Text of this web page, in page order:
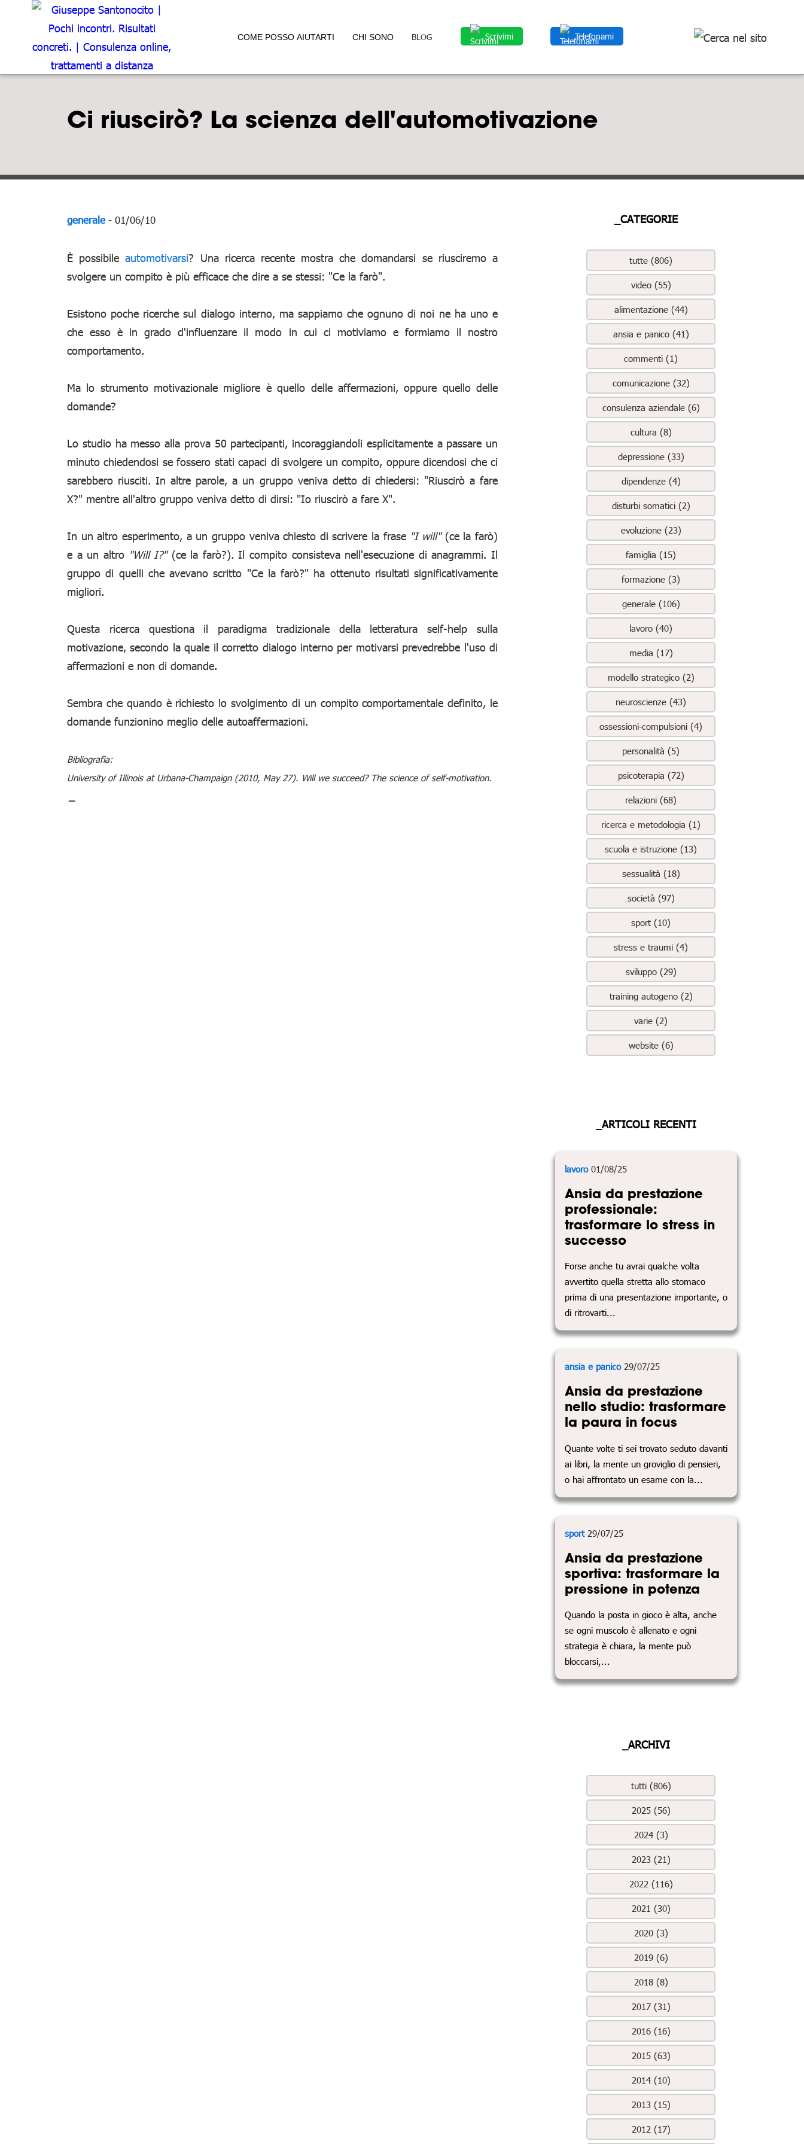
COME POSSO AIUTARTI CHI SONO BLOG Scrivimi Telefonami
Ci riuscirò? La scienza dell'automotivazione
generale- 01/06/10
È possibileautomotivarsi? Una ricerca recente mostra che domandarsi se riusciremo a
svolgere un compito è più efficace che dire a se stessi: "Ce la farò".
Esistono poche ricerche sul dialogo interno, ma sappiamo che ognuno di noi ne ha uno e
che esso è in grado d'influenzare il modo in cui ci motiviamo e formiamo il nostro
comportamento.
Ma lo strumento motivazionale migliore è quello delle affermazioni, oppure quello delle
domande?
Lo studio ha messo alla prova 50 partecipanti, incoraggiandoli esplicitamente a passare un
minuto chiedendosi se fossero stati capaci di svolgere un compito, oppure dicendosi che ci
sarebbero riusciti. In altre parole, a un gruppo veniva detto di chiedersi: "Riuscirò a fare
X?" mentre all'altro gruppo veniva detto di dirsi: "Io riuscirò a fare X".
In un altro esperimento, a un gruppo veniva chiesto di scrivere la frase "I will"(ce la farò)
e a un altro "Will I?"(ce la farò?). Il compito consisteva nell'esecuzione di anagrammi. Il
gruppo di quelli che avevano scritto "Ce la farò?" ha ottenuto risultati significativamente
migliori.
Questa ricerca questiona il paradigma tradizionale della letteratura self-help sulla
motivazione, secondo la quale il corretto dialogo interno per motivarsi prevedrebbe l'uso di
affermazioni e non di domande.
Sembra che quando è richiesto lo svolgimento di un compito comportamentale definito, le
domande funzionino meglio delle autoaffermazioni.
Bibliografia:
University of Illinois at Urbana-Champaign (2010, May 27). Will we succeed? The science of self-motivation.
_CATEGORIE
tutte (806)
video (55)
alimentazione (44)
ansia e panico (41)
commenti (1)
comunicazione (32)
consulenza aziendale (6)
cultura (8)
depressione (33)
dipendenze (4)
disturbi somatici (2)
evoluzione (23)
famiglia (15)
formazione (3)
generale (106)
lavoro (40)
media (17)
modello strategico (2)
neuroscienze (43)
ossessioni-compulsioni (4)
personalità (5)
psicoterapia (72)
relazioni (68)
ricerca e metodologia (1)
scuola e istruzione (13)
sessualità (18)
società (97)
sport (10)
stress e traumi (4)
sviluppo (29)
training autogeno (2)
varie (2)
website (6)
_ARTICOLI RECENTI
lavoro01/08/25
Ansia da prestazione
professionale:
trasformare lo stress in
successo
Forse anche tu avrai qualche volta
avvertito quella stretta allo stomaco
prima di una presentazione importante, o
di ritrovarti...
ansia e panico29/07/25
Ansia da prestazione
nello studio: trasformare
la paura in focus
Quante volte ti sei trovato seduto davanti
ai libri, la mente un groviglio di pensieri,
o hai affrontato un esame con la...
sport29/07/25
Ansia da prestazione
sportiva: trasformare la
pressione in potenza
Quando la posta in gioco è alta, anche
se ogni muscolo è allenato e ogni
strategia è chiara, la mente può
bloccarsi,...
_ARCHIVI
tutti (806)
2025 (56)
2024 (3)
2023 (21)
2022 (116)
2021 (30)
2020 (3)
2019 (6)
2018 (8)
2017 (31)
2016 (16)
2015 (63)
2014 (10)
2013 (15)
2012 (17)